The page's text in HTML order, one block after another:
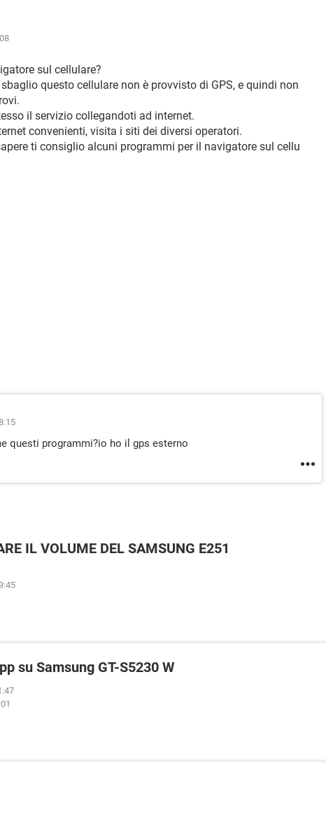
sul cellulare?
questo cellulare non è provvisto di GPS, e quindi non
il servizio collegandoti ad internet.
convenienti, visita i siti dei diversi operatori.
ti consiglio alcuni programmi per il navigatore sul cellu
questi programmi?io ho il gps esterno
IL VOLUME DEL SAMSUNG E251
su Samsung GT-S5230 W